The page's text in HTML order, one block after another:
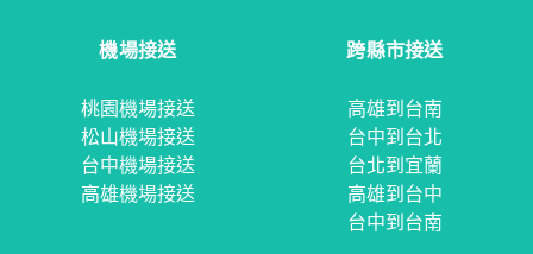
機場接送
桃園機場接送
松山機場接送
台中機場接送
高雄機場接送
跨縣市接送
高雄到台南
台中到台北
台北到宜蘭
高雄到台中
台中到台南